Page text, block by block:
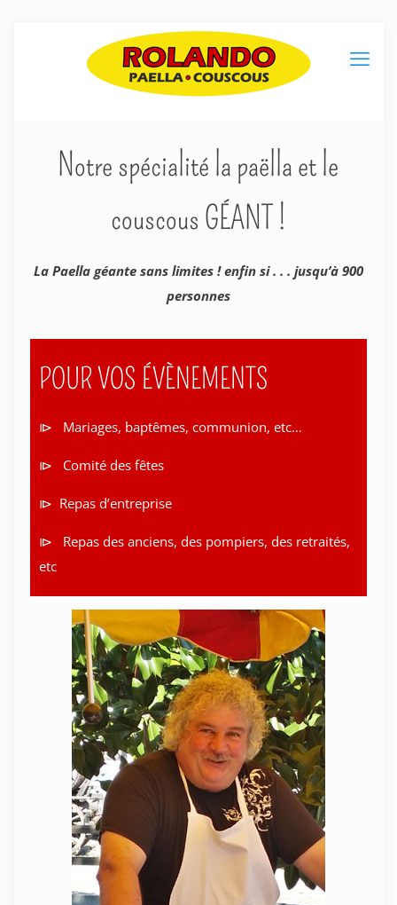
Notre spécialité la paëlla et le
couscous GÉANT !
La Paella géante sans limites ! enfin si . . . jusqu’à 900
personnes
POUR VOS ÉVÈNEMENTS
⧐ Mariages, baptêmes, communion, etc…
⧐ Comité des fêtes
⧐ Repas d’entreprise
⧐ Repas des anciens, des pompiers, des retraités,
etc